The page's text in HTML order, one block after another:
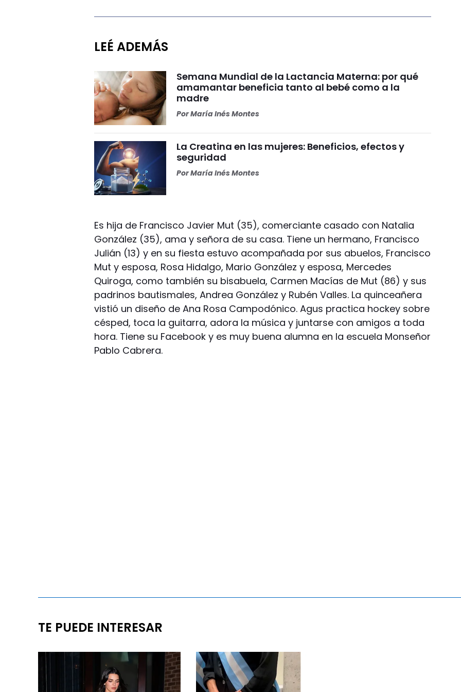
LEÉ ADEMÁS
Semana Mundial de la Lactancia Materna: por qué
amamantar beneficia tanto al bebé como a la
madre
PorMaría Inés Montes
La Creatina en las mujeres: Beneficios, efectos y
seguridad
PorMaría Inés Montes
Es hija de Francisco Javier Mut (35), comerciante casado con Natalia
González (35), ama y señora de su casa. Tiene un hermano, Francisco
Julián (13) y en su fiesta estuvo acompañada por sus abuelos, Francisco
Mut y esposa, Rosa Hidalgo, Mario González y esposa, Mercedes
Quiroga, como también su bisabuela, Carmen Macías de Mut (86) y sus
padrinos bautismales, Andrea González y Rubén Valles. La quinceañera
vistió un diseño de Ana Rosa Campodónico. Agus practica hockey sobre
césped, toca la guitarra, adora la música y juntarse con amigos a toda
hora. Tiene su Facebook y es muy buena alumna en la escuela Monseñor
Pablo Cabrera.
TE PUEDE INTERESAR